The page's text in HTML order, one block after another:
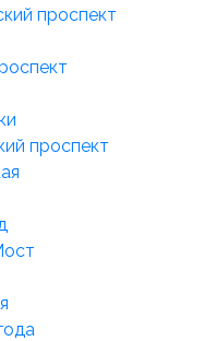
проспект
проспект